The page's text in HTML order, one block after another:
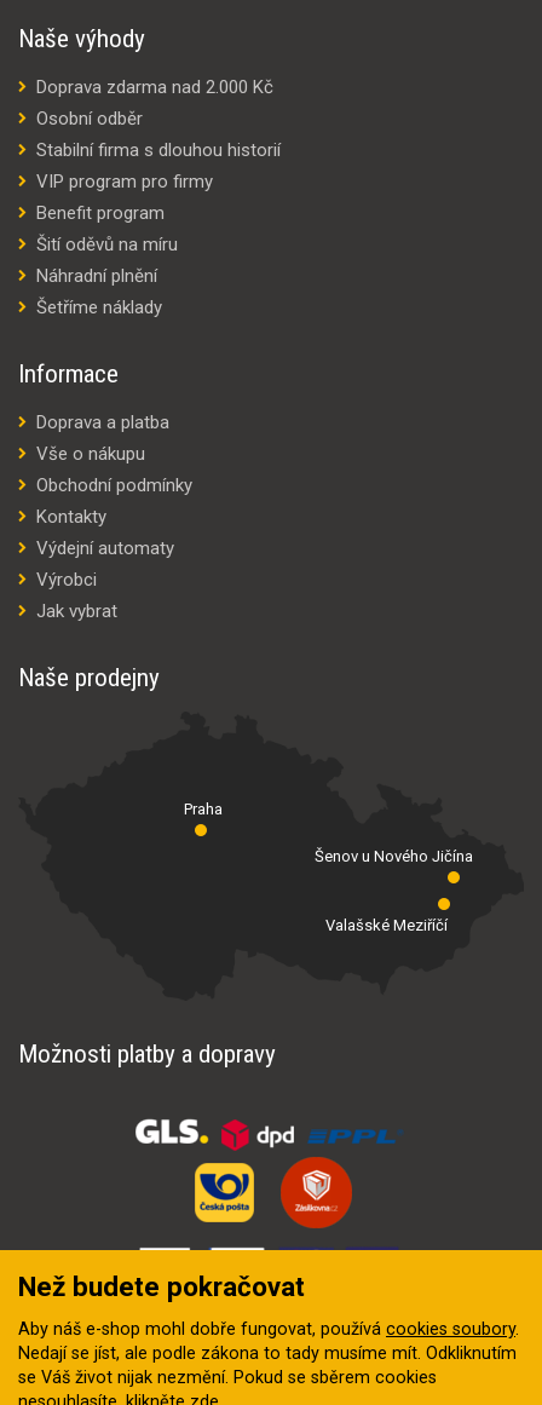
Naše výhody
Doprava zdarma nad 2.000 Kč
Osobní odběr
Stabilní firma s dlouhou historií
VIP program pro firmy
Benefit program
Šití oděvů na míru
Náhradní plnění
Šetříme náklady
Informace
Doprava a platba
Vše o nákupu
Obchodní podmínky
Kontakty
Výdejní automaty
Výrobci
Jak vybrat
Naše prodejny
Praha
Valašské Meziříčí
Šenov u Nového Jičína
Možnosti platby a dopravy
Než budete pokračovat
Aby náš e-shop mohl dobře fungovat, používá cookies soubory.
Nedají se jíst, ale podle zákona to tady musíme mít. Odkliknutím
se Váš život nijak nezmění. Pokud se sběrem cookies